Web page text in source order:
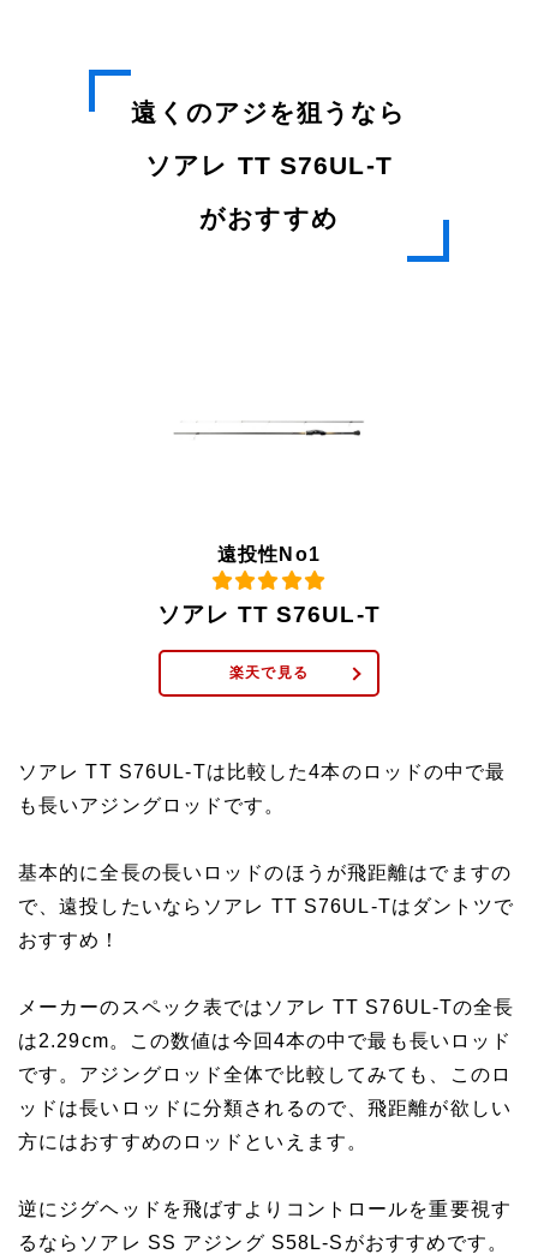
遠くのアジを狙うなら
ソアレ TT S76UL-T
がおすすめ
遠投性No1
ソアレ TT S76UL-T
楽天で見る
ソアレ TT S76UL-Tは比較した4本のロッドの中で最
も長いアジングロッドです。
基本的に全長の長いロッドのほうが飛距離はでますの
で、遠投したいならソアレ TT S76UL-Tはダントツで
おすすめ！
メーカーのスペック表ではソアレ TT S76UL-Tの全長
は2.29cm。この数値は今回4本の中で最も長いロッド
です。アジングロッド全体で比較してみても、このロ
ッドは長いロッドに分類されるので、飛距離が欲しい
方にはおすすめのロッドといえます。
逆にジグヘッドを飛ばすよりコントロールを重要視す
るならソアレ SS アジング S58L-Sがおすすめです。